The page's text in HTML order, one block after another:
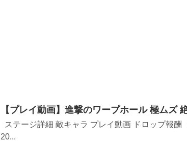
【プレイ動画】進撃のワープホール 極ムズ
ステージ詳細 敵キャラ プレイ動画 ドロップ報
20...